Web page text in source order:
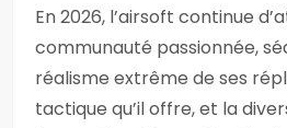
En 2026, l’airsoft continue
communauté passionnée,
réalisme extrême de ses
tactique qu’il offre, et la